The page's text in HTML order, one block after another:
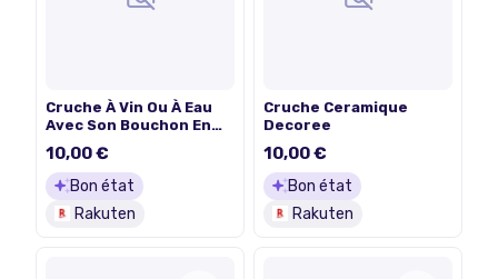
Cruche À Vin Ou À Eau
Avec Son Bouchon En
10,00 €
Bon état
Rakuten
Cruche Ceramique
Decoree
10,00 €
Bon état
Rakuten